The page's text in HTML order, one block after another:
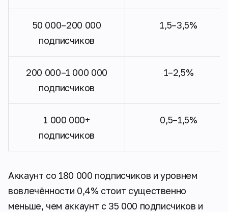
50 000–200 000
подписчиков
1,5–3,5%
200 000–1 000 000
подписчиков
1–2,5%
1 000 000+
подписчиков
0,5–1,5%
Аккаунт со 180 000 подписчиков и уровнем
вовлечённости 0,4% стоит существенно
меньше, чем аккаунт с 35 000 подписчиков и